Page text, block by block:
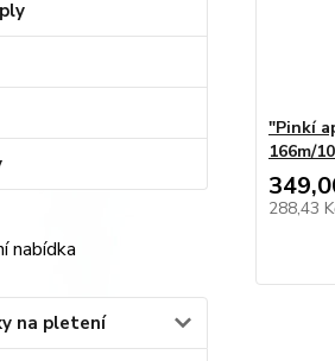
nabídka
na pletení
"Pinkí
166m/
288,43